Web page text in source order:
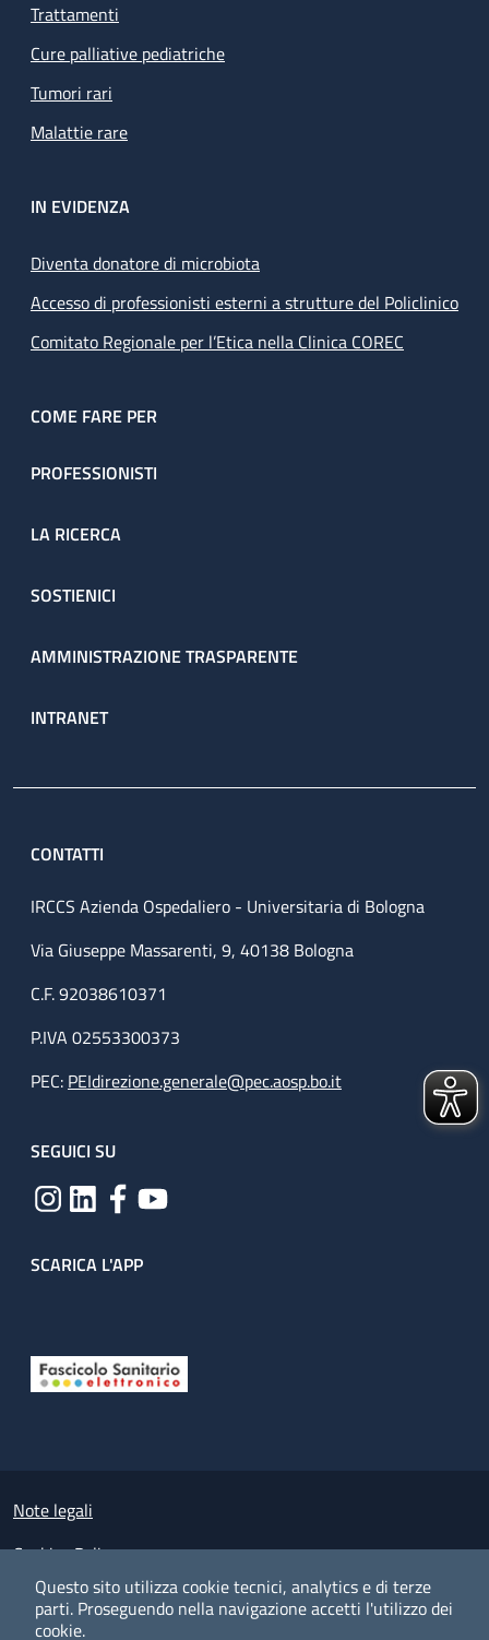
Questo sito utilizza cookie tecnici, analytics e di terze
parti. Proseguendo nella navigazione accetti l'utilizzo dei
cookie.
Trattamenti
Cure palliative pediatriche
Tumori rari
Malattie rare
IN EVIDENZA
Diventa donatore di microbiota
Accesso di professionisti esterni a strutture del Policlinico
Comitato Regionale per l’Etica nella Clinica COREC
COME FARE PER
PROFESSIONISTI
LA RICERCA
SOSTIENICI
AMMINISTRAZIONE TRASPARENTE
INTRANET
CONTATTI
IRCCS Azienda Ospedaliero - Universitaria di Bologna
Via Giuseppe Massarenti, 9, 40138 Bologna
C.F. 92038610371
P.IVA 02553300373
PEC: PEIdirezione.generale@pec.aosp.bo.it
SEGUICI SU
SCARICA L'APP
Small prints
Note legali
Cookies Policy
Policy privacy e protezione del dato personale